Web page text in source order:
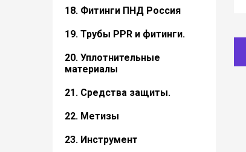
18. Фитинги ПНД Россия
19. Трубы PPR и фитинги.
20. Уплотнительные
материалы
21. Средства защиты.
22. Метизы
23. Инструмент